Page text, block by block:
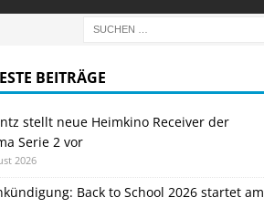
BEITRÄGE
stellt neue Heimkino Receiver der
Serie 2 vor
2026
Back to School 2026 startet am